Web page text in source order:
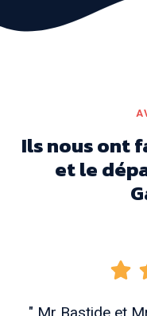
Ils nous ont
et le
" Mr Bastide et